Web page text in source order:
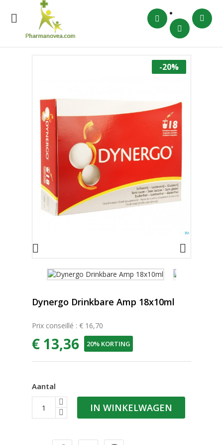

-20%
 
Dynergo Drinkbare Amp 18x10ml
Prix conseillé : € 16,70
€ 13,36 20% KORTING
Aantal
IN WINKELWAGEN